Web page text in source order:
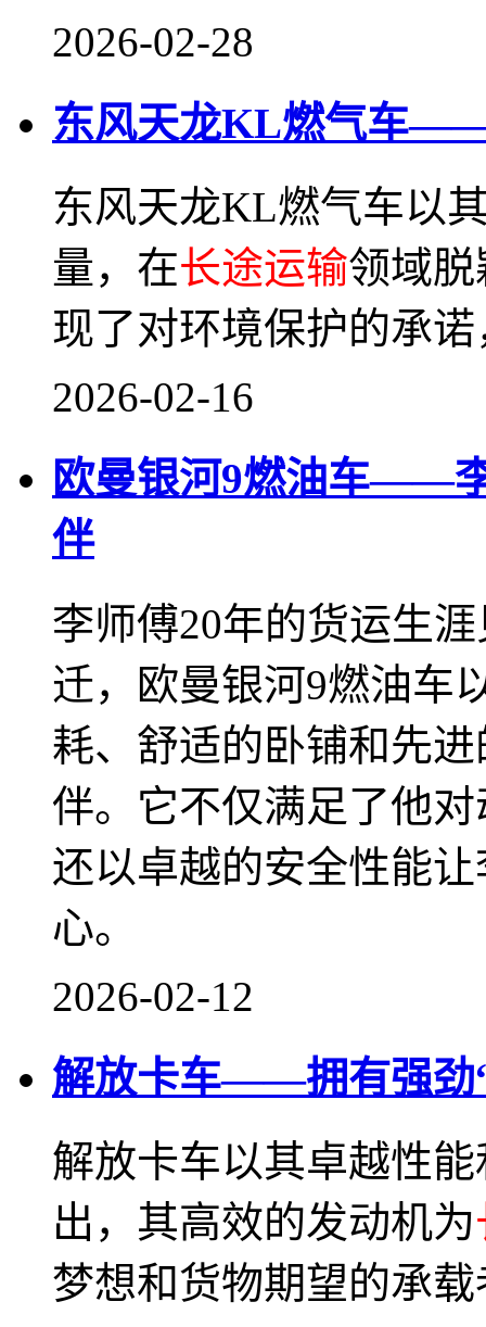
2026-02-28
东风天龙KL燃气车
东风天龙KL燃气车以
量，在长途运输领域
现了对环境保护的承
2026-02-16
欧曼银河9燃油车——
伴
李师傅20年的货运生
迁，欧曼银河9燃油车
耗、舒适的卧铺和先
伴。它不仅满足了他
还以卓越的安全性能
心。
2026-02-12
解放卡车——拥有强劲
解放卡车以其卓越性
出，其高效的发动机为
梦想和货物期望的承